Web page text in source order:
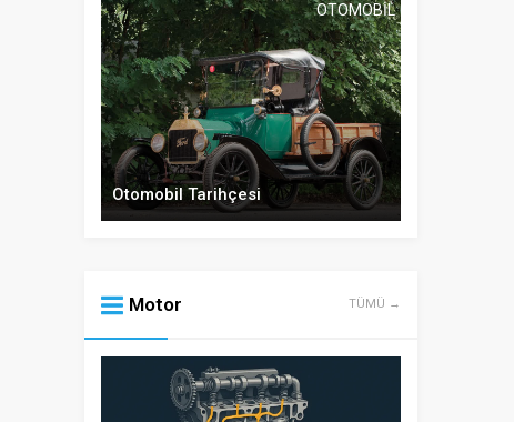
OTOMOBIL
Otomobil Tarihçesi
Motor TÜMÜ →